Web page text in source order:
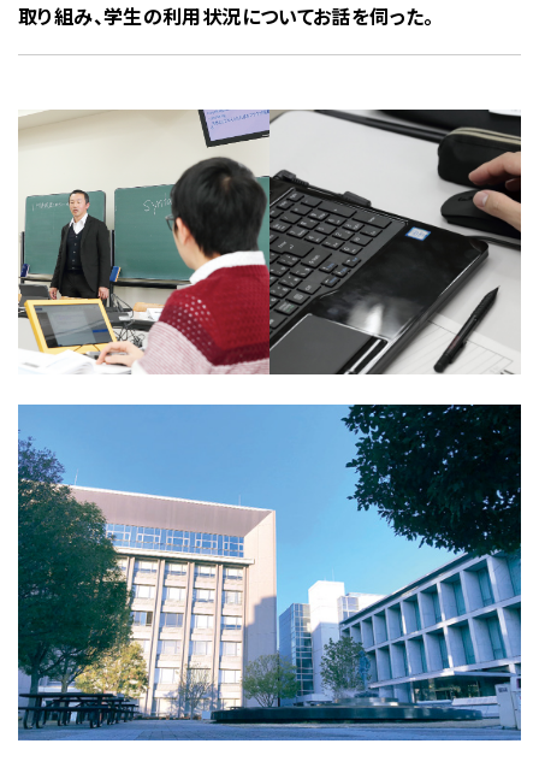
取り組み、学生の利用状況についてお話を伺った。